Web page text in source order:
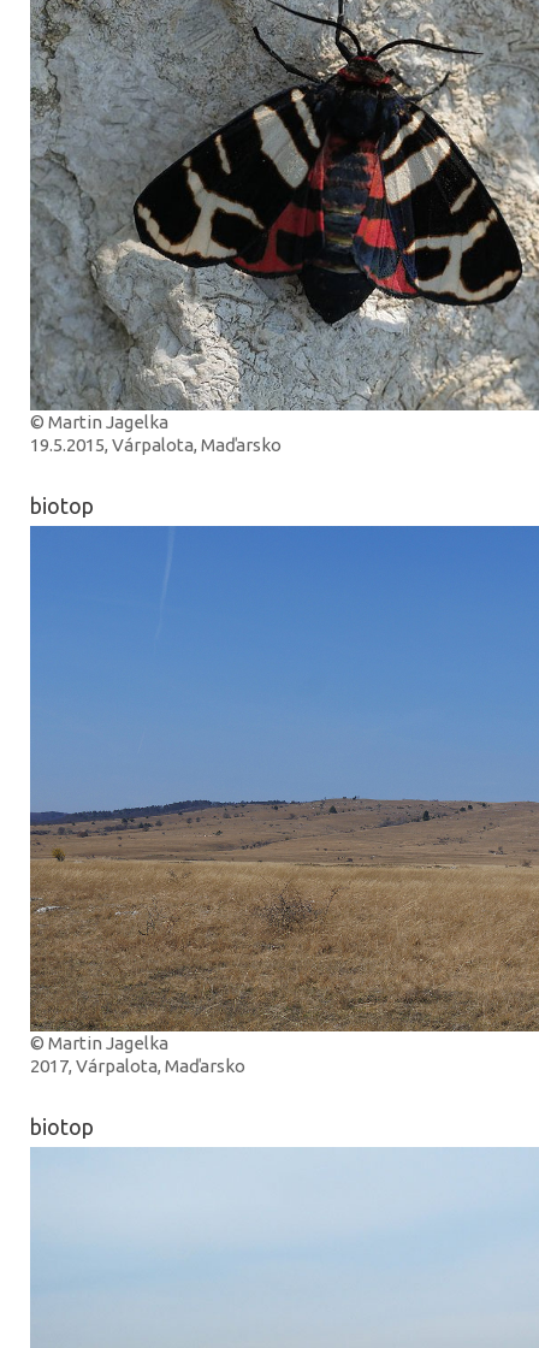
© Martin Jagelka
19.5.2015, Várpalota, Maďarsko
biotop
© Martin Jagelka
2017, Várpalota, Maďarsko
biotop